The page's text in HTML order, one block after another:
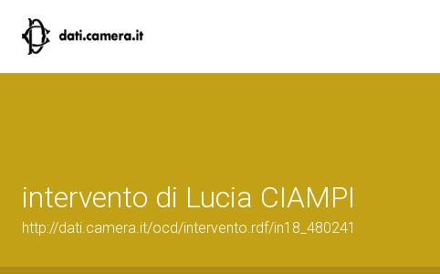
intervento di Lucia CIAMPI
http://dati.camera.it/ocd/intervento.rdf/in18_480241